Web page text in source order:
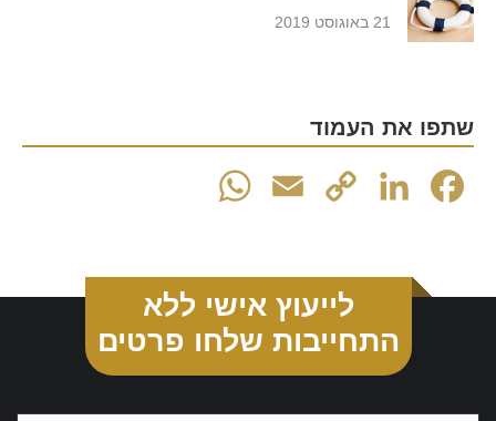
21 באוגוסט 2019
שתפו את העמוד
Facebook
LinkedIn
Copy
Email
לייעוץ אישי ללא
התחייבות שלחו פרטים